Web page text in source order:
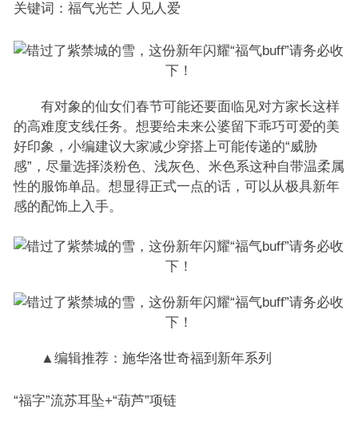
关键词：福气光芒 人见人爱
有对象的仙女们春节可能还要面临见对方家长这样
的高难度支线任务。想要给未来公婆留下乖巧可爱的美
好印象，小编建议大家减少穿搭上可能传递的“威胁
感”，尽量选择淡粉色、浅灰色、米色系这种自带温柔属
性的服饰单品。想显得正式一点的话，可以从极具新年
感的配饰上入手。
▲编辑推荐：施华洛世奇福到新年系列
“福字”流苏耳坠+“葫芦”项链